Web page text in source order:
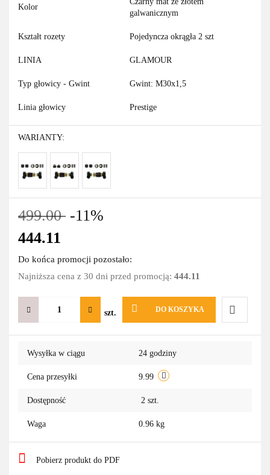
Kolor
galwanicznym
Kształt rozety Pojedyncza okrągła 2 szt
LINIA GLAMOUR
Typ głowicy - Gwint Gwint: M30x1,5
Linia głowicy Prestige
WARIANTY:
499.00 -11%
444.11
Do końca promocji pozostało:
Najniższa cena z 30 dni przed promocją: 444.11
szt. DO KOSZYKA
Do
Wysyłka w ciągu 24 godziny
Cena przesyłki 9.99
Dostępność 2 szt.
Waga 0.96 kg
Pobierz produkt do PDF